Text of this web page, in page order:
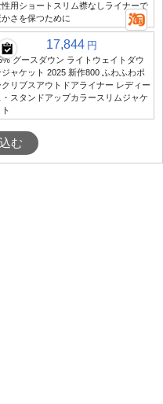
性用ショートスリム襟なしライナーで
かさを保つために
17,844 円
グースダウン ライトウェイトダウ
ジャケット 2025 新作800 ふわふわポ
クリブスアウトドアライナー レディー
・スタンドアップカラースリムジャケ
ト
む